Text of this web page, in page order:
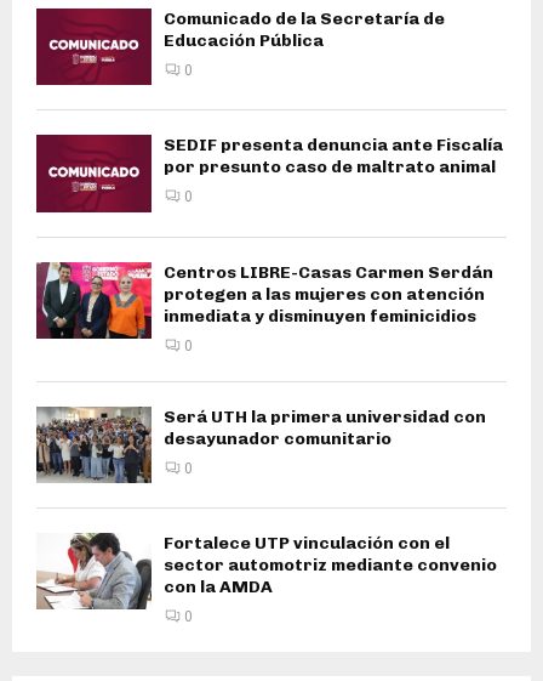
Comunicado de la Secretaría de
Educación Pública
0
SEDIF presenta denuncia ante Fiscalía
por presunto caso de maltrato animal
0
Centros LIBRE-Casas Carmen Serdán
protegen a las mujeres con atención
inmediata y disminuyen feminicidios
0
Será UTH la primera universidad con
desayunador comunitario
0
Fortalece UTP vinculación con el
sector automotriz mediante convenio
con la AMDA
0